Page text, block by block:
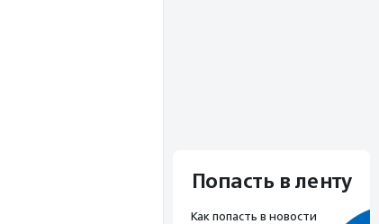
Попасть в ленту
Как попасть в новости